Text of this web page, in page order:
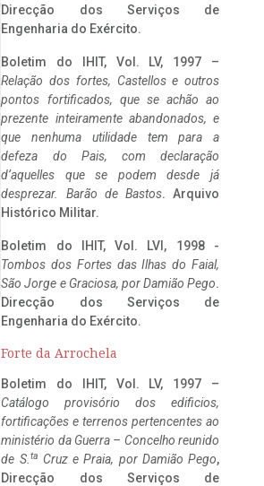
Direcção dos Serviços de
Engenharia do Exército.
Boletim do IHIT, Vol. LV, 1997 –
Relação dos fortes, Castellos e outros
pontos fortificados, que se achão ao
prezente inteiramente abandonados, e
que nenhuma utilidade tem para a
defeza do Pais, com declaração
d’aquelles que se podem desde já
desprezar. Barão de Bastos. Arquivo
Histórico Militar.
Boletim do IHIT, Vol. LVI, 1998 -
Tombos dos Fortes das Ilhas do Faial,
São Jorge e Graciosa, por Damião Pego.
Direcção dos Serviços de
Engenharia do Exército.
Forte da Arrochela
Boletim do IHIT, Vol. LV, 1997 –
Catálogo provisório dos edificios,
fortificações e terrenos pertencentes ao
ministério da Guerra – Concelho reunido
de S. ta Cruz e Praia, por Damião Pego,
Direcção dos Serviços de